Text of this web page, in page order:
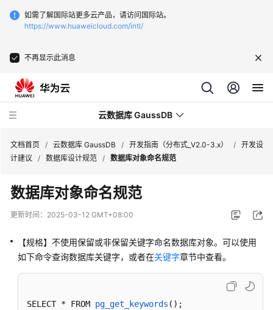
如需了解国际站更多云产品，请访问国际站。
https://www.huaweicloud.com/intl/
不再显示此消息
云数据库 GaussDB
最
新
动
服
务
文档首页 / 云数据库 GaussDB / 开发指南（分布式_V2.0-3.x） / 开发设
计建议
/ 数据库设计规范 / 数据库对象命名规范
数据库对象命名规范
更新时间： 2025-03-12 GMT+08:00
【规格】不使用保留或非保留关键字命名数据库对象。可以使用
如下命令查询数据库关键字，或者在关键字章节中查看。
SELECT * FROM pg_get_keywords () ;